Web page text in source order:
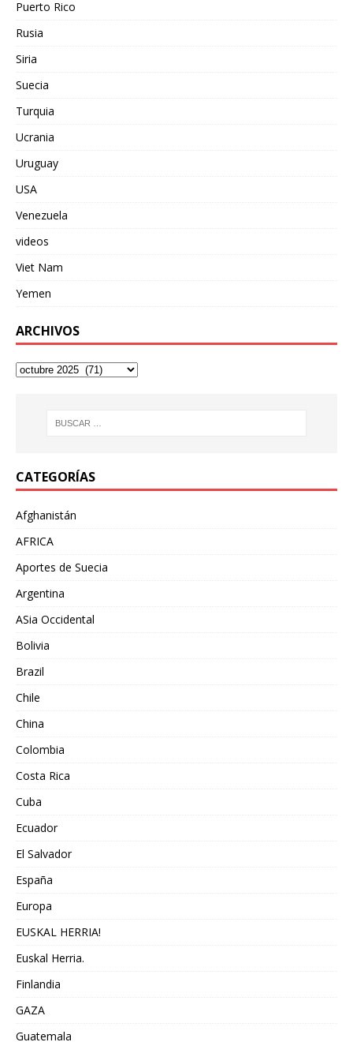
Puerto Rico
Rusia
Siria
Suecia
Turquia
Ucrania
Uruguay
USA
Venezuela
videos
Viet Nam
Yemen
ARCHIVOS
CATEGORÍAS
Afghanistán
AFRICA
Aportes de Suecia
Argentina
ASia Occidental
Bolivia
Brazil
Chile
China
Colombia
Costa Rica
Cuba
Ecuador
El Salvador
España
Europa
EUSKAL HERRIA!
Euskal Herria.
Finlandia
GAZA
Guatemala